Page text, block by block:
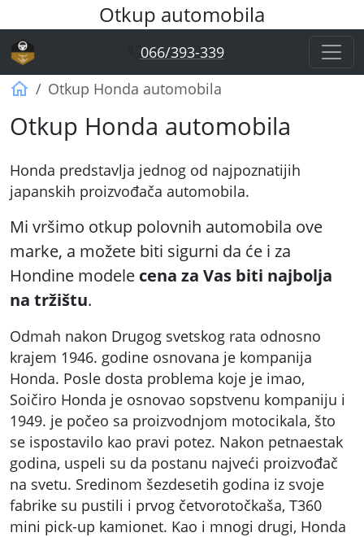
Otkup automobila
066/393-339
Otkup automobila Vagner
Otkup Honda automobila
Otkup Honda automobila
Honda predstavlja jednog od najpoznatijih
japanskih proizvođača automobila.
Mi vršimo otkup polovnih automobila ove
marke, a možete biti sigurni da će i za
Hondine modele cena za Vas biti najbolja
na tržištu.
Odmah nakon Drugog svetskog rata odnosno
krajem 1946. godine osnovana je kompanija
Honda. Posle dosta problema koje je imao,
Soičiro Honda je osnovao sopstvenu kompaniju i
1949. je počeo sa proizvodnjom motocikala, što
se ispostavilo kao pravi potez. Nakon petnaestak
godina, uspeli su da postanu najveći proizvođač
na svetu. Sredinom šezdesetih godina iz svoje
fabrike su pustili i prvog četvorotočkaša, T360
mini pick-up kamionet. Kao i mnogi drugi, Honda